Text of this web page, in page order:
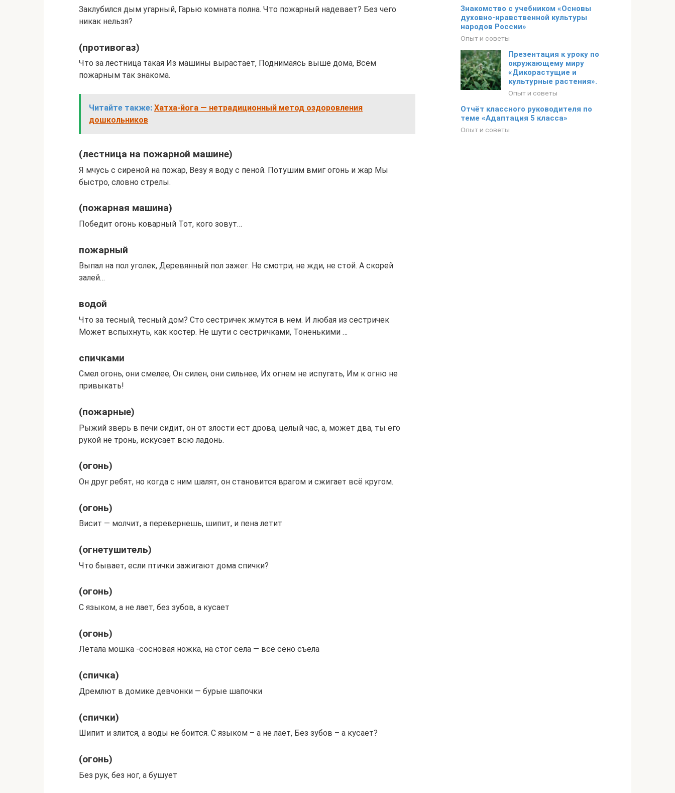
Заклубился дым угарный, Гарью комната полна. Что пожарный надевает? Без чего
никак нельзя?
(противогаз)
Что за лестница такая Из машины вырастает, Поднимаясь выше дома, Всем
пожарным так знакома.
Читайте также: Хатха-йога — нетрадиционный метод оздоровления
дошкольников
(лестница на пожарной машине)
Я мчусь с сиреной на пожар, Везу я воду с пеной. Потушим вмиг огонь и жар Мы
быстро, словно стрелы.
(пожарная машина)
Победит огонь коварный Тот, кого зовут…
пожарный
Выпал на пол уголек, Деревянный пол зажег. Не смотри, не жди, не стой. А скорей
залей…
водой
Что за тесный, тесный дом? Сто сестричек жмутся в нем. И любая из сестричек
Может вспыхнуть, как костер. Не шути с сестричками, Тоненькими …
спичками
Смел огонь, они смелее, Он силен, они сильнее, Их огнем не испугать, Им к огню не
привыкать!
(пожарные)
Рыжий зверь в печи сидит, он от злости ест дрова, целый час, а, может два, ты его
рукой не тронь, искусает всю ладонь.
(огонь)
Он друг ребят, но когда с ним шалят, он становится врагом и сжигает всё кругом.
(огонь)
Висит — молчит, а перевернешь, шипит, и пена летит
(огнетушитель)
Что бывает, если птички зажигают дома спички?
(огонь)
С языком, а не лает, без зубов, а кусает
(огонь)
Летала мошка -сосновая ножка, на стог села — всё сено съела
(спичка)
Дремлют в домике девчонки — бурые шапочки
(спички)
Шипит и злится, а воды не боится. С языком – а не лает, Без зубов – а кусает?
(огонь)
Без рук, без ног, а бушует
Знакомство с учебником «Основы
духовно-нравственной культуры
народов России»
Опыт и советы
Презентация к уроку по
окружающему миру
«Дикорастущие и
культурные растения».
Опыт и советы
Отчёт классного руководителя по
теме «Адаптация 5 класса»
Опыт и советы